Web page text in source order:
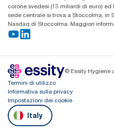
corone svedesi (13 miliardi di euro)
sede centrale si trova a Stoccolma, in
Nasdaq di Stoccolma. Maggiori
© Essity Hygiene
Termini di utilizzo
Informativa sulla privacy
Impostazioni dei cookie
Italy